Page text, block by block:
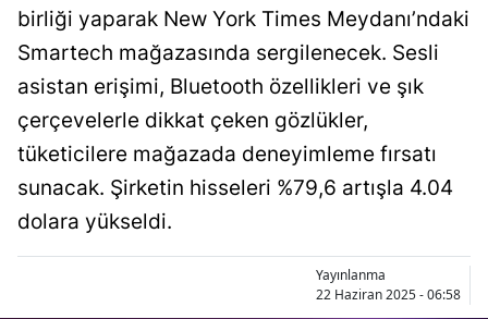
birliği yaparak New York Times Meydanı’ndaki
Smartech mağazasında sergilenecek. Sesli
asistan erişimi, Bluetooth özellikleri ve şık
çerçevelerle dikkat çeken gözlükler,
tüketicilere mağazada deneyimleme fırsatı
sunacak. Şirketin hisseleri %79,6 artışla 4.04
dolara yükseldi.
Yayınlanma
22 Haziran 2025 - 06:58